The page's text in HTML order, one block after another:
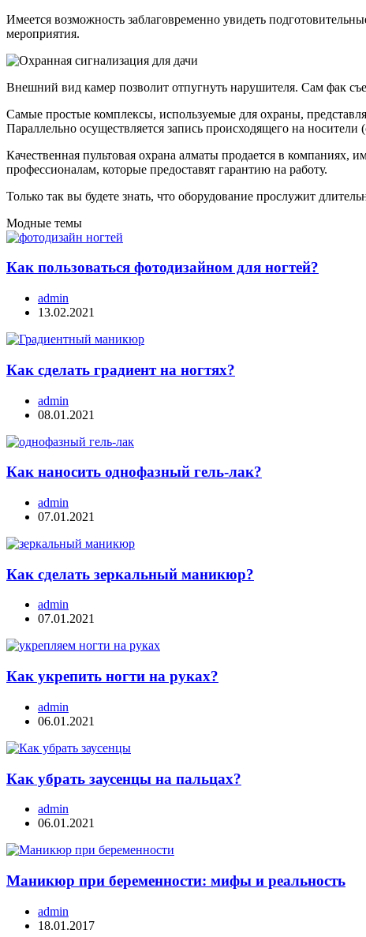
Имеется возможность заблаговременно увидеть
мероприятия.
Внешний вид камер позволит отпугнуть нарушителя. Сам фак
Самые простые комплексы, используемые для охраны,
Параллельно осуществляется запись происходящего на
Качественная пультовая охрана алматы продается в
профессионалам, которые предоставят гарантию на работу.
Только так вы будете знать, что оборудование прослужит
Модные темы
Как пользоваться фотодизайном для ногтей?
admin
13.02.2021
Как сделать градиент на ногтях?
admin
08.01.2021
Как наносить однофазный гель-лак?
admin
07.01.2021
Как сделать зеркальный маникюр?
admin
07.01.2021
Как укрепить ногти на руках?
admin
06.01.2021
Как убрать заусенцы на пальцах?
admin
06.01.2021
Маникюр при беременности: мифы и реальность
admin
18.01.2017